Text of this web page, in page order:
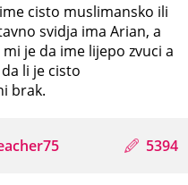
cisto muslimansko ili
svidja ima Arian, a
je da ime lijepo zvuci a
li je cisto
brak.
5394